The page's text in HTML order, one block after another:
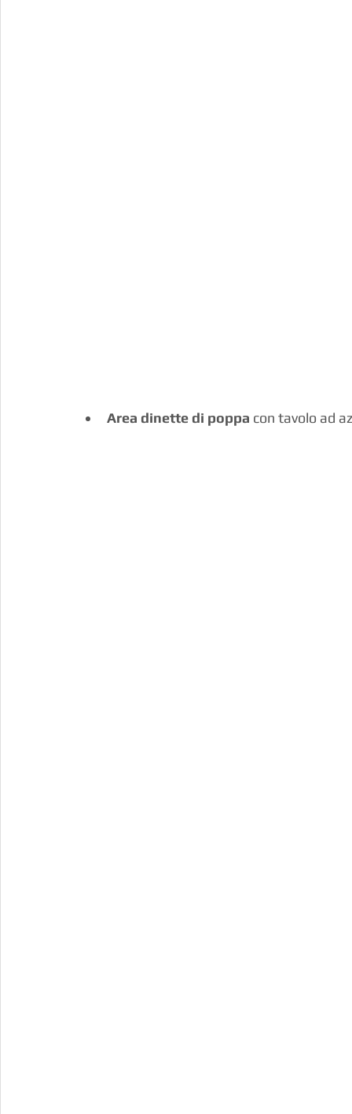
Area dinette di poppa con tavolo ad